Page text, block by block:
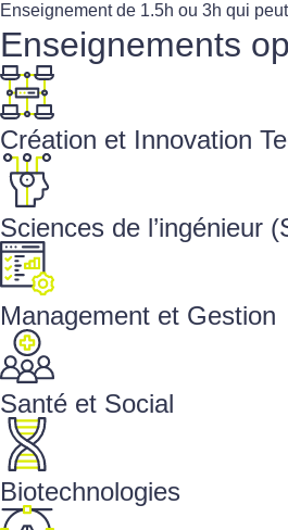
Enseignement de 1.5h ou 3h qui
Enseignements
Création et Innovation
Sciences de l’ingénieur
Management et Gestion
Santé et Social
Biotechnologies